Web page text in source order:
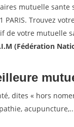
mutuelle
Trouvez
de votre mutuelle
(Fédération
dites « hors